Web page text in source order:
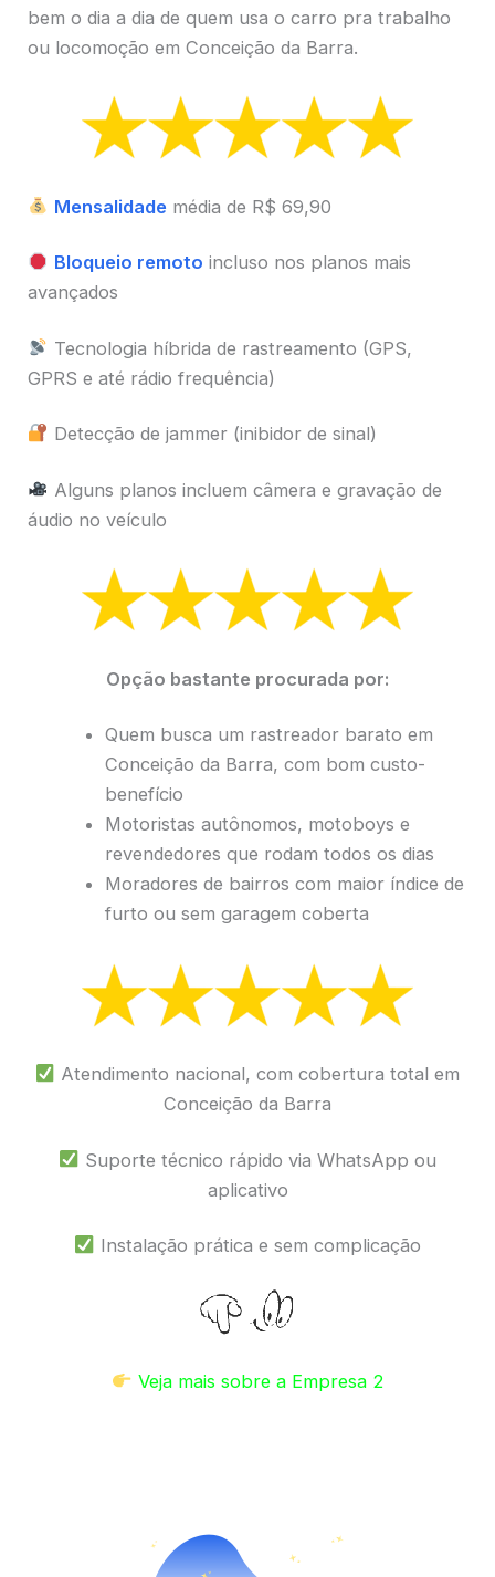
bem o dia a dia de quem usa o carro pra trabalho
ou locomoção em Conceição da Barra.
Mensalidade média de R$ 69,90
Bloqueio remoto incluso nos planos mais
avançados
Tecnologia híbrida de rastreamento (GPS,
GPRS e até rádio frequência)
Detecção de jammer (inibidor de sinal)
Alguns planos incluem câmera e gravação de
áudio no veículo
Opção bastante procurada por:
Quem busca um rastreador barato em
Conceição da Barra, com bom custo-
benefício
Motoristas autônomos, motoboys e
revendedores que rodam todos os dias
Moradores de bairros com maior índice de
furto ou sem garagem coberta
Atendimento nacional, com cobertura total em
Conceição da Barra
Suporte técnico rápido via WhatsApp ou
aplicativo
Instalação prática e sem complicação
Veja mais sobre a Empresa 2